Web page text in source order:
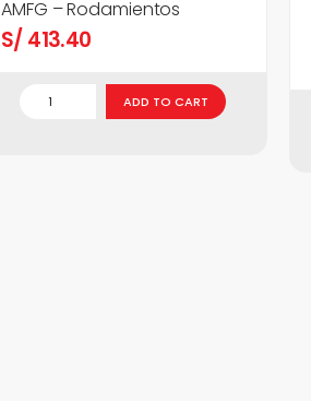
AMFG – Rodamientos
S/ 413.40
ADD TO CART